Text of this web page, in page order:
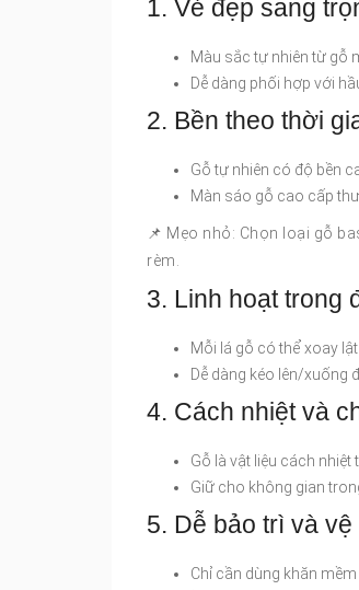
1. Vẻ đẹp sang
Màu sắc tự nhiên từ gỗ
Dễ dàng phối hợp với
2. Bền theo thời
Gỗ tự nhiên có độ bền
Màn sáo gỗ cao cấp
📌 Mẹo nhỏ: Chọn loại gỗ
rèm.
3. Linh hoạt trong
Mỗi lá gỗ có thể xoay
Dễ dàng kéo lên/xuống
4. Cách nhiệt và
Gỗ là vật liệu cách
Giữ cho không gian
5. Dễ bảo trì và vệ
Chỉ cần dùng khăn